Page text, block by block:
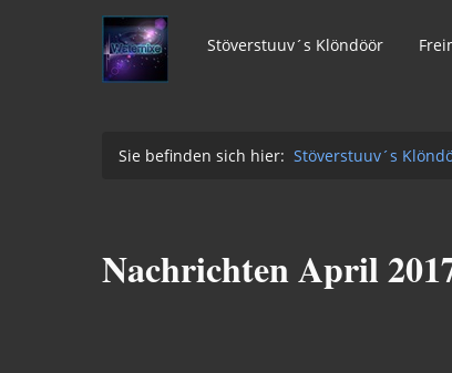
Stöverstuuv´s Klöndöör
Sie befinden sich hier: Stöverstuuv´s
Nachrichten April